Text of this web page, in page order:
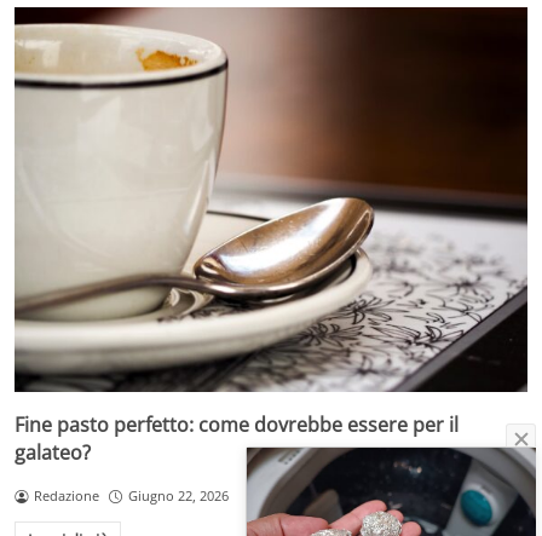
Fine pasto perfetto: come dovrebbe essere per il
galateo?
Redazione Giugno 22, 2026